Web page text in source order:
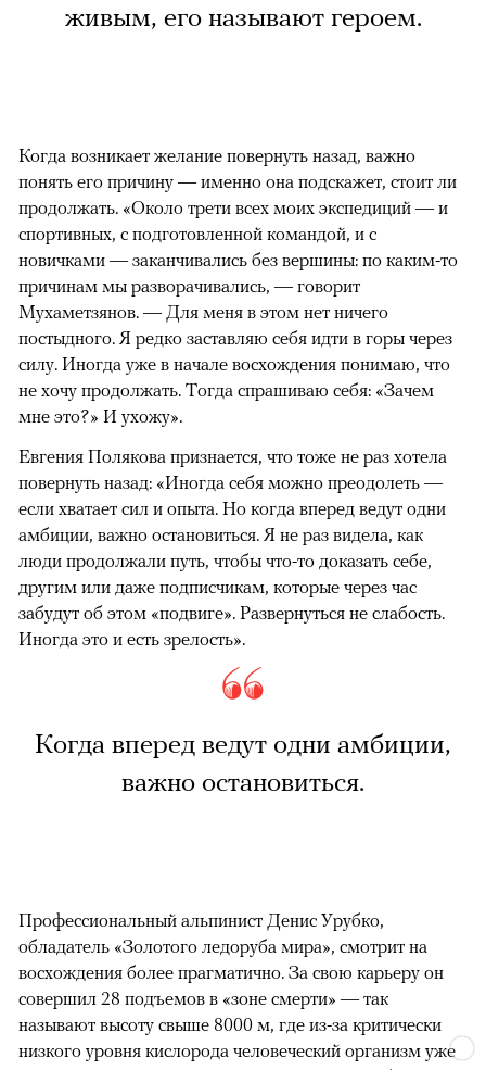
живым, его называют героем.
Когда возникает желание повернуть назад, важно
понять его причину — именно она подскажет, стоит ли
продолжать. «Около трети всех моих экспедиций — и
спортивных, с подготовленной командой, и с
новичками — заканчивались без вершины: по каким-то
причинам мы разворачивались, — говорит
Мухаметзянов. — Для меня в этом нет ничего
постыдного. Я редко заставляю себя идти в горы через
силу. Иногда уже в начале восхождения понимаю, что
не хочу продолжать. Тогда спрашиваю себя: «Зачем
мне это?» И ухожу».
Евгения Полякова признается, что тоже не раз хотела
повернуть назад: «Иногда себя можно преодолеть —
если хватает сил и опыта. Но когда вперед ведут одни
амбиции, важно остановиться. Я не раз видела, как
люди продолжали путь, чтобы что-то доказать себе,
другим или даже подписчикам, которые через час
забудут об этом «подвиге». Развернуться не слабость.
Иногда это и есть зрелость».
Когда вперед ведут одни амбиции,
важно остановиться.
Профессиональный альпинист Денис Урубко,
обладатель «Золотого ледоруба мира», смотрит на
восхождения более прагматично. За свою карьеру он
совершил 28 подъемов в «зоне смерти» — так
называют высоту свыше 8000 м, где из-за критически
низкого уровня кислорода человеческий организм уже